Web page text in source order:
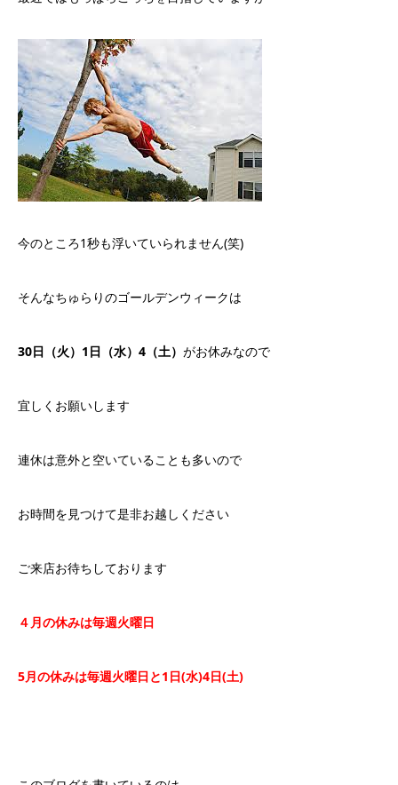
今のところ1秒も浮いていられません(笑)
そんなちゅらりのゴールデンウィークは
30日（火）1日（水）4（土） がお休みなので
宜しくお願いします
連休は意外と空いていることも多いので
お時間を見つけて是非お越しください
ご来店お待ちしております
４月の休みは毎週火曜日
5月の休みは毎週火曜日と1 日(水)4日(土)